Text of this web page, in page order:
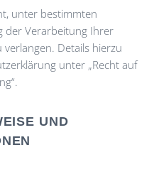
unter bestimmten
der Verarbeitung Ihrer
Details hierzu
unter „Recht auf
UND